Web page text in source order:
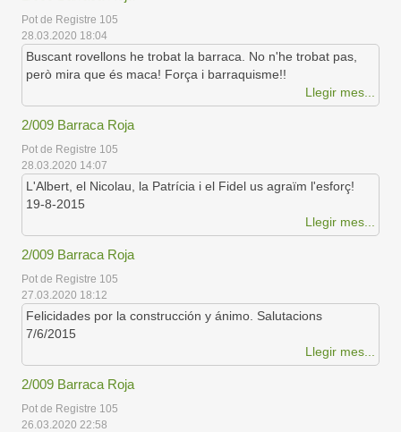
Pot de Registre 105
28.03.2020 18:04
Buscant rovellons he trobat la barraca. No n'he trobat pas,
però mira que és maca! Força i barraquisme!!
Llegir mes...
2/009 Barraca Roja
Pot de Registre 105
28.03.2020 14:07
L'Albert, el Nicolau, la Patrícia i el Fidel us agraïm l'esforç!
19-8-2015
Llegir mes...
2/009 Barraca Roja
Pot de Registre 105
27.03.2020 18:12
Felicidades por la construcción y ánimo. Salutacions
7/6/2015
Llegir mes...
2/009 Barraca Roja
Pot de Registre 105
26.03.2020 22:58